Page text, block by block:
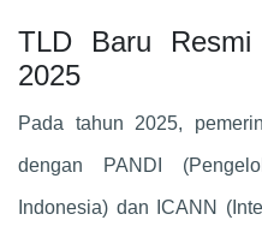
TLD Baru
2025
Pada tahun 2025,
dengan PANDI
Indonesia) dan ICANN